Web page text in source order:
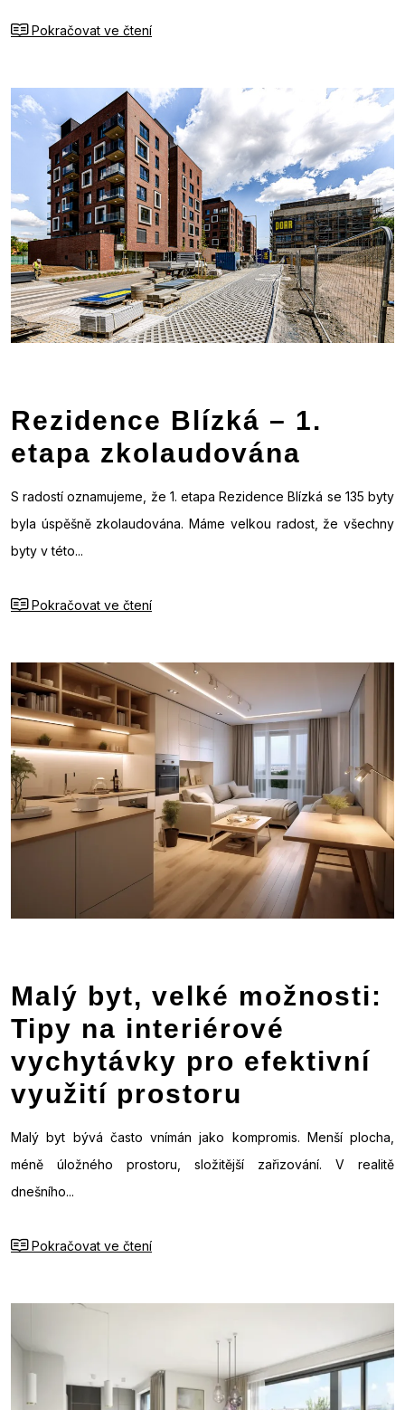
Pokračovat ve čtení
Rezidence Blízká – 1.
etapa zkolaudována
S radostí oznamujeme, že 1. etapa Rezidence Blízká se 135 byty
byla úspěšně zkolaudována. Máme velkou radost, že všechny
byty v této...
Pokračovat ve čtení
Malý byt, velké možnosti:
Tipy na interiérové
vychytávky pro efektivní
využití prostoru
Malý byt bývá často vnímán jako kompromis. Menší plocha,
méně úložného prostoru, složitější zařizování. V realitě
dnešního...
Pokračovat ve čtení